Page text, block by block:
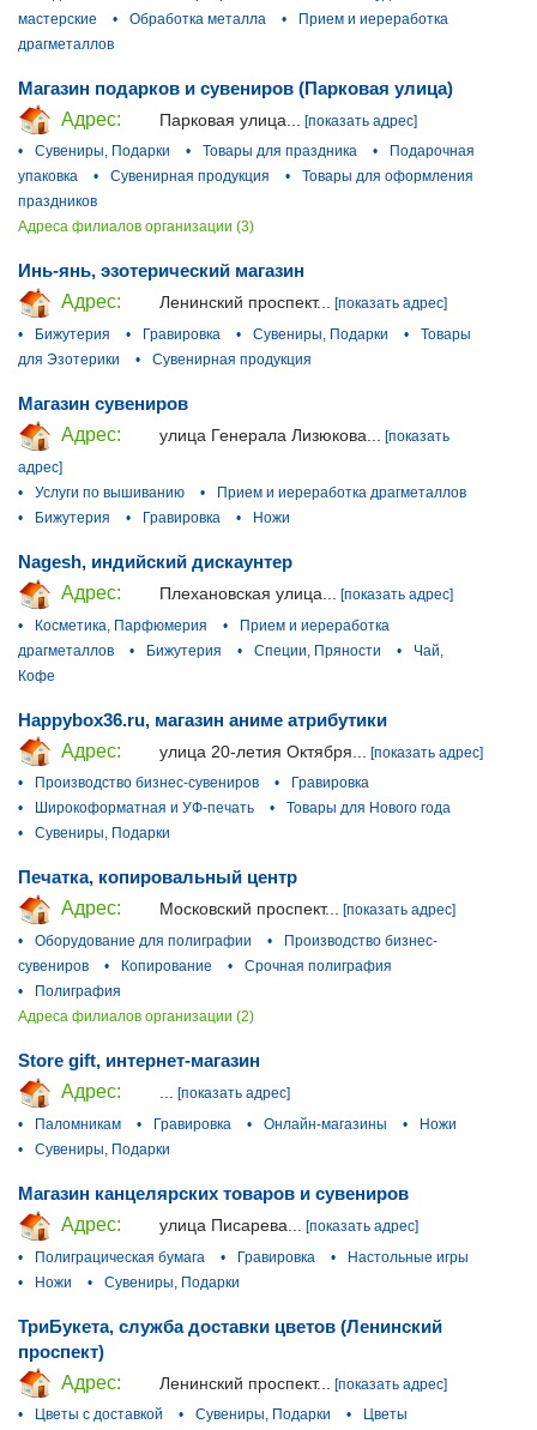
мастерские
• Обработка металла •
Прием и иереработка
драгметаллов
Магазин подарков и сувениров (Парковая улица)
Адрес:
Парковая улица...
[показать адрес]
•
Сувениры, Подарки • Товары для праздника •
Подарочная
упаковка
• Сувенирная продукция •
Товары для оформления
праздников
Адреса филиалов организации (3)
Инь-янь, эзотерический магазин
Адрес:
Ленинский проспект... [показать адрес]
•
Бижутерия • Гравировка • Сувениры, Подарки •
Товары
для Эзотерики
• Сувенирная продукция
Магазин сувениров
Адрес:
улица Генерала Лизюкова...
[показать
адрес]
•
Услуги по вышиванию •
Прием и иереработка драгметаллов
•
Бижутерия • Гравировка • Ножи
Nagesh, индийский дискаунтер
Адрес:
Плехановская улица...
[показать адрес]
•
Косметика, Парфюмерия •
Прием и иереработка
драгметаллов
• Бижутерия • Специи, Пряности •
Чай,
Кофе
Happybox36.ru, магазин аниме атрибутики
Адрес:
улица 20-летия Октября...
[показать адрес]
•
Производство бизнес-сувениров •
Гравировка
•
Широкоформатная и УФ-печать •
Товары для Нового года
•
Сувениры, Подарки
Печатка, копировальный центр
Адрес:
Московский проспект... [показать адрес]
•
Оборудование для полиграфии •
Производство бизнес-
сувениров
• Копирование •
Срочная полиграфия
•
Полиграфия
Адреса филиалов организации (2)
Store gift, интернет-магазин
Адрес:
[показать адрес]
•
Паломникам • Гравировка • Онлайн-магазины •
Ножи
•
Сувениры, Подарки
Магазин канцелярских товаров и сувениров
Адрес:
улица Писарева...
[показать адрес]
•
Полиграцическая бумага • Гравировка •
Настольные игры
•
Ножи • Сувениры, Подарки
ТриБукета, служба доставки цветов (Ленинский
проспект)
Адрес:
Ленинский проспект...
[показать адрес]
•
Цветы с доставкой • Сувениры, Подарки •
Цветы